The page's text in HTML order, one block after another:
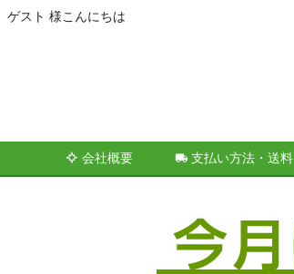
ゲスト 様こんにちは
会社概要 支払い方法・送料